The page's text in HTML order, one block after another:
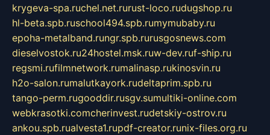
krygeva-spa.ruchel.net.rurust-loco.rudugshop.ru
hl-beta.spb.ruschool494.spb.rumymubaby.ru
epoha-metalband.rungr.spb.rurusgosnews.com
dieselvostok.ru24hostel.msk.ruw-dev.ruf-ship.ru
regsmi.rufilmnetwork.rumalinasp.rukinosvin.ru
h2o-salon.rumalutkayork.rudeltaprim.spb.ru
tango-perm.rugooddir.rusgv.sumultiki-online.com
webkrasotki.comcherinvest.rudetskiy-ostrov.ru
ankou.spb.rualvesta1.rupdf-creator.runix-files.org.ru